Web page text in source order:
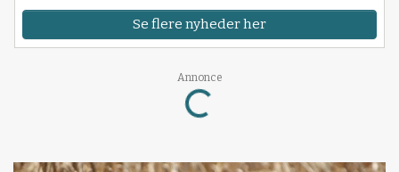
Se flere nyheder her
Annonce
Loading...